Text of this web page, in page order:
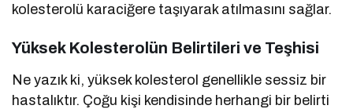
kolesterolü karaciğere taşıyarak atılmasını sağlar.
Yüksek Kolesterolün Belirtileri ve Teşhisi
Ne yazık ki, yüksek kolesterol genellikle sessiz bir
hastalıktır. Çoğu kişi kendisinde herhangi bir belirti